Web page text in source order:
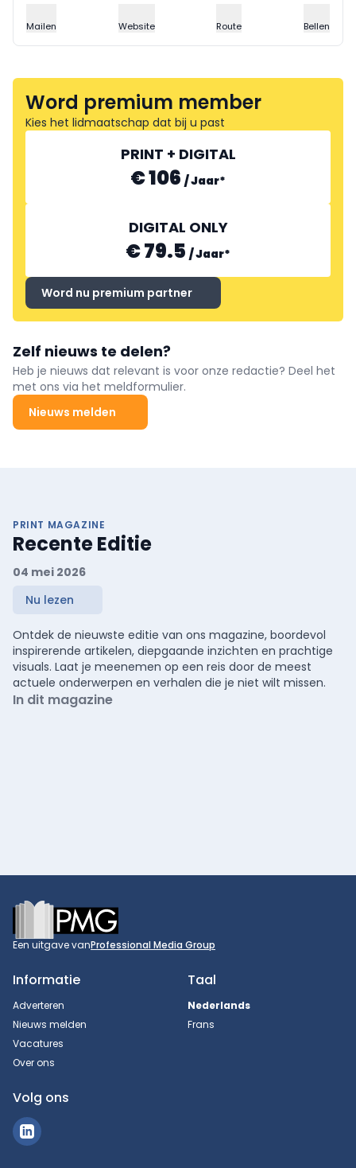
Mailen Website Route Bellen
Word premium member
Kies het lidmaatschap dat bij u past
PRINT + DIGITAL
€ 106 /Jaar*
DIGITAL ONLY
€ 79.5 /Jaar*
Word nu premium partner
Zelf nieuws te delen?
Heb je nieuws dat relevant is voor onze redactie? Deel het
met ons via het meldformulier.
Nieuws melden
PRINT MAGAZINE
Recente Editie
04 mei 2026
Nu lezen
Ontdek de nieuwste editie van ons magazine, boordevol
inspirerende artikelen, diepgaande inzichten en prachtige
visuals. Laat je meenemen op een reis door de meest
actuele onderwerpen en verhalen die je niet wilt missen.
In dit magazine
Footer
Een uitgave vanProfessional Media Group
Informatie
Adverteren
Nieuws melden
Vacatures
Over ons
Taal
Nederlands
Frans
Volg ons